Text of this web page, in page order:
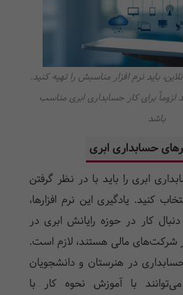
باید نرم افزار مناسبش را تهیه کنید.
لزوماً برای کار حسابداری ابری مناسب
باشد
حسابداری ابری
ابری را باید با در نظر گرفتن
کنید. یادگیری این نرم افزارها،
کار در حوزه رایانش ابری در
شرکت‌های مالی هستند، لازم است.
در هنرستان و دانشجویان
با آموزش نحوه کار با